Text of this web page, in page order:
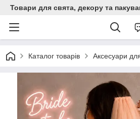
Товари для свята, декору та
Каталог товарів Аксесуари